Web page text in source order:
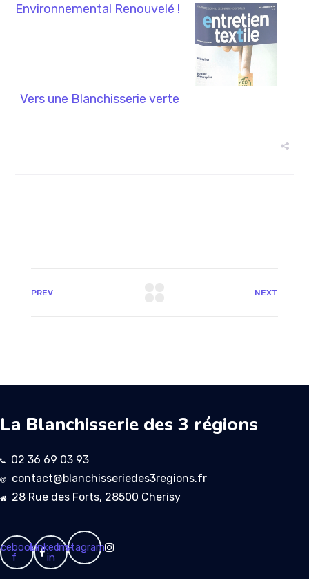
Environnemental Renouvelé !
Vers une Blanchisserie verte
PREV NEXT
La Blanchisserie des 3 régions
02 36 69 03 93
contact@blanchisseriedes3regions.fr
28 Rue des Forts, 28500 Cherisy
f
Linkedin-
in
Instagram